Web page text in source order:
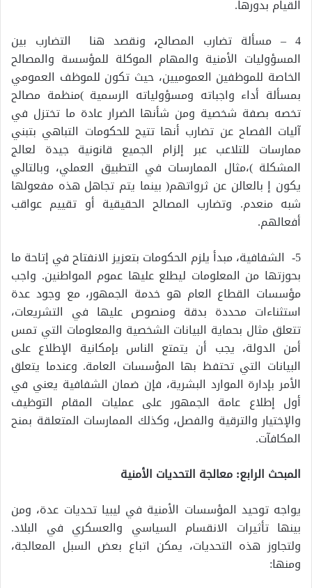
القيام بدورها.
4 – مسألة تضارب المصالح
، ونقصد هنا التضارب بين
المسؤوليات الأمنية والمهام الموكلة للمؤسسة والمصالح
الخاصة للموظفين العموميين، حيث تكون للموظف العمومي
بمسألة أداء واجباته ومسؤولياته الرسمية )منظمة مصالح
تخصه بصفة شخصية ومن شأنها الضرار عادة ما تختزل في
آليات الفصاح عن تضارب أنها تتيح للحكومات التباهي بتبني
ممارسات للتلاعب عبر إلزام الجميع قانونية جيدة لعالج
المشكلة )،مثال الممارسات في التطبيق العملي، وبالتالي
يكون إ بالعالن عن ثرواتهم( بينما يتم تجاهل هذه مفعولها
شبه منعدم. وتضارب المصالح الحقيقية أو تقييم عواقب
أفعالهم.
5- الشفافية، مبدأ يلزم الحكومات بتعزيز الانفتاح في إتاحة ما
بحوزتها من المعلومات ليطلع عليها عموم المواطنين. واجب
مؤسسات القطاع العام هو خدمة الجمهور، مع وجود عدة
استثناءات محددة بدقة ومنصوص عليها في التشريعات،
تتعلق مثال بحماية البيانات الشخصية والمعلومات التي تمس
أمن الدولة، يجب أن يتمتع الناس بإمكانية الإطلاع على
البيانات التي تحتفظ بها المؤسسات العامة. وعندما يتعلق
الأمر بإدارة الموارد البشرية، فإن ضمان الشفافية يعني في
أول إطلاع عامة الجمهور على عمليات المقام التوظيف
والإختيار والترقية والفصل، وكذلك الممارسات المتعلقة بمنح
المكافآت.
المبحث الرابع: معالجة التحديات الأمنية
يواجه توحيد المؤسسات الأمنية في ليبيا تحديات عدة، ومن
بينها تأثيرات الانقسام السياسي والعسكري في البلاد.
ولتجاوز هذه التحديات، يمكن اتباع بعض السبل المعالجة،
ومنها: